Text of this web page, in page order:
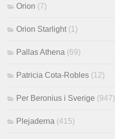
Orion (7)
Orion Starlight (1)
Pallas Athena (69)
Patricia Cota-Robles (12)
Per Beronius i Sverige (947)
Plejaderna (415)